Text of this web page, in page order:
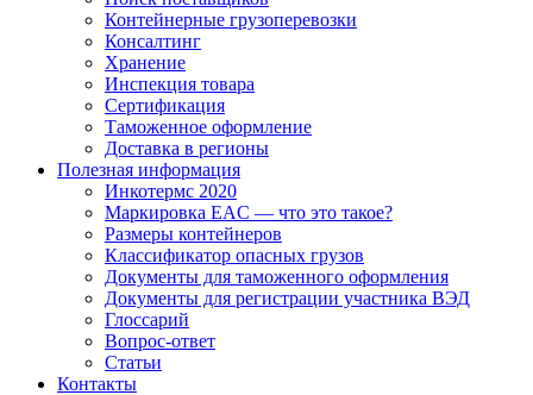
Контейнерные грузоперевозки
Консалтинг
Хранение
Инспекция товара
Сертификация
Таможенное оформление
Доставка в регионы
Полезная информация
Инкотермс 2020
Маркировка EAC — что это такое?
Размеры контейнеров
Классификатор опасных грузов
Документы для таможенного оформления
Документы для регистрации участника ВЭД
Глоссарий
Вопрос-ответ
Статьи
Контакты